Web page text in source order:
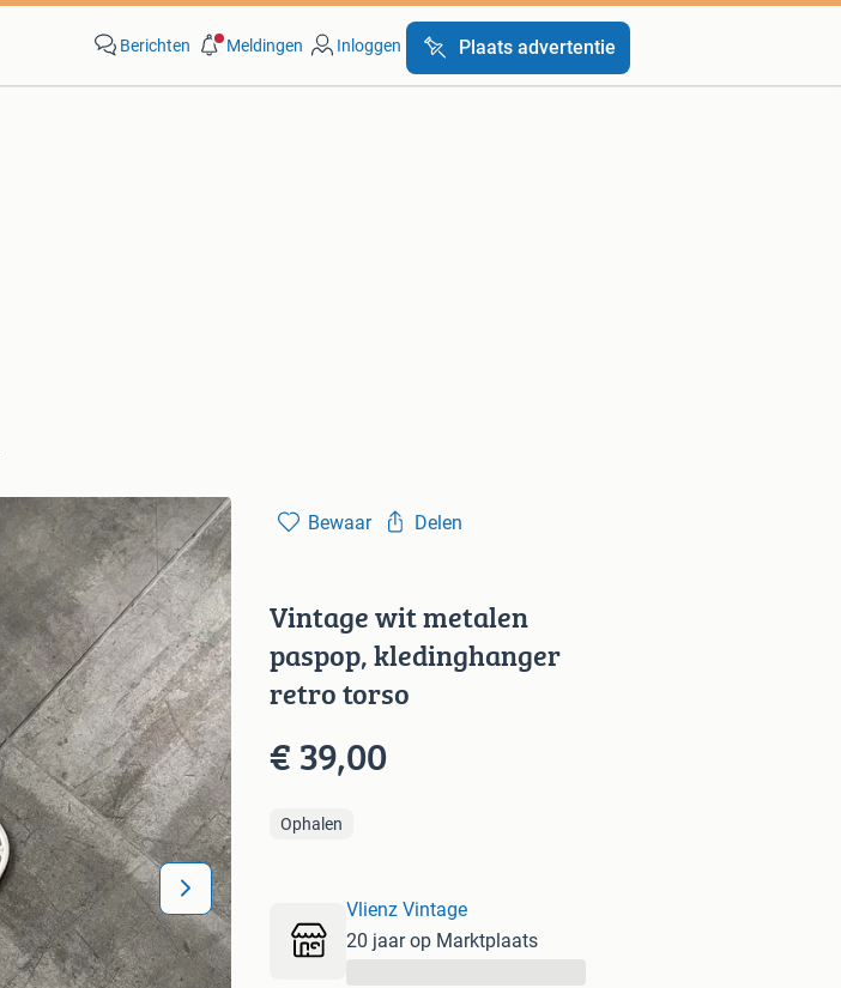
Berichten Meldingen Inloggen Plaats advertentie
Bewaar Delen
Vintage wit metalen
paspop, kledinghanger
retro torso
€ 39,00
Ophalen
Vlienz Vintage
20 jaar op Marktplaats